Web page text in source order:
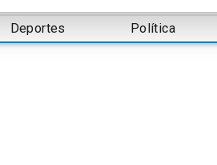
Deportes Política